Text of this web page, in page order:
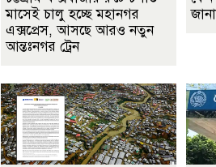
মাসেই চালু হচ্ছে মহানগর
এক্সপ্রেস, আসছে আরও নতুন
আন্তঃনগর ট্রেন